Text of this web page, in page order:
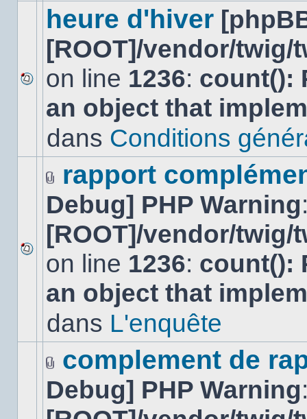
sujet.
Aucun
nouveau
message
sujet.
heure d'hiver
[ROOT]/vendor/
on line 1236: count():
an object that
dans Conditions
Aucun
nouveau
message
non-
dans
Fichier(s)
joint(s)
rapport
Debug] PHP Warning
[ROOT]/vendor/
on line 1236: count():
an object that
dans L'enquête
joint(s)
complement de
Debug] PHP Warning